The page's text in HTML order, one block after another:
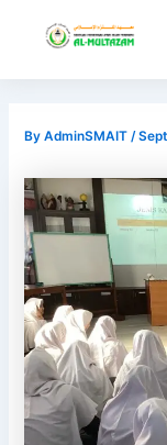
ByAdminSMAIT/